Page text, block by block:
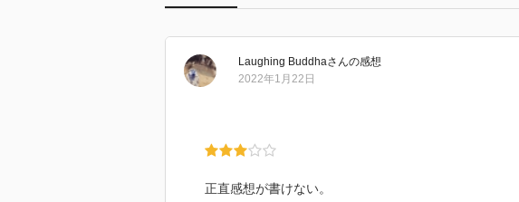
Laughing Buddhaさんの感想
2022年1月22日
正直感想が書けない。